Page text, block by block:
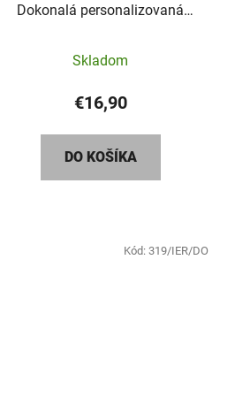
Dokonalá personalizovaná
Skladom
€16,90
DO KOŠÍKA
Kód: 319/IER/DO